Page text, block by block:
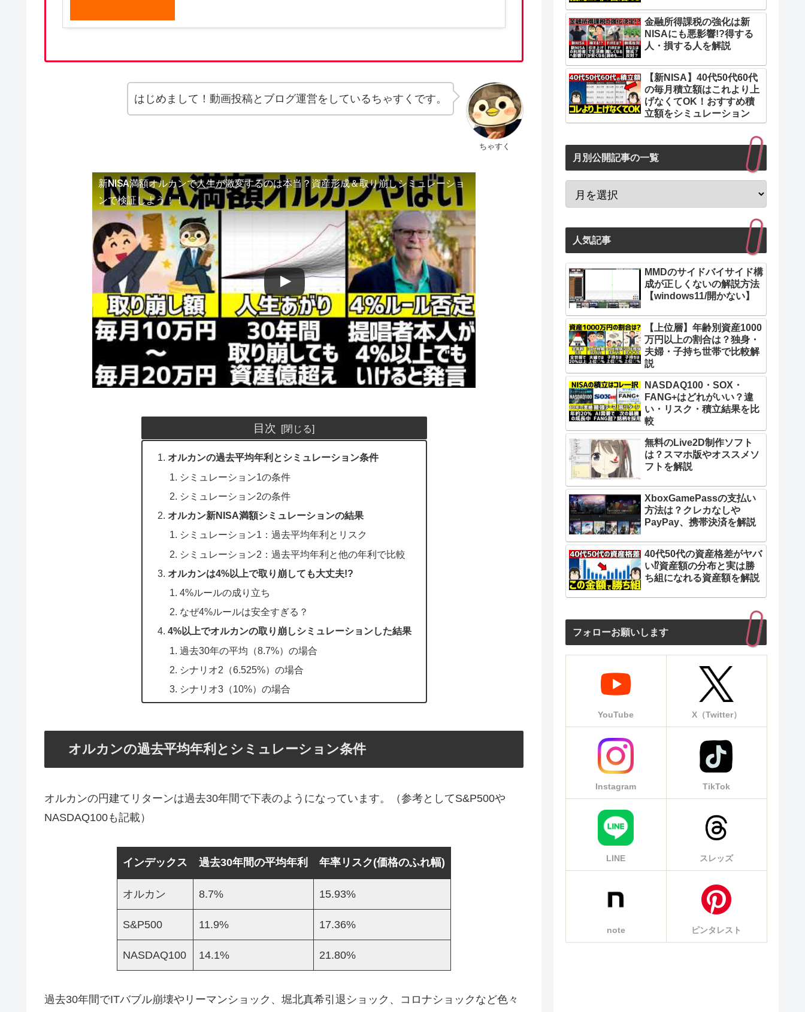
ちゃすく
はじめまして！動画投稿とブログ運営をしているちゃすくです。
新NISA満額オルカンで人生が激変するのは本当？資産形成＆取り崩しシミュレーショ
ンで検証しよう！！
目次
オルカンの過去平均年利とシミュレーション条件
シミュレーション1の条件
シミュレーション2の条件
オルカン新NISA満額シミュレーションの結果
シミュレーション1：過去平均年利とリスク
シミュレーション2：過去平均年利と他の年利で比較
オルカンは4%以上で取り崩しても大丈夫!?
4%ルールの成り立ち
なぜ4%ルールは安全すぎる？
4%以上でオルカンの取り崩しシミュレーションした結果
過去30年の平均（8.7%）の場合
シナリオ2（6.525%）の場合
シナリオ3（10%）の場合
オルカンの過去平均年利とシミュレーション条件
オルカンの円建てリターンは過去30年間で下表のようになっています。（参考としてS&P500や
NASDAQ100も記載）
インデックス 過去30年間の平均年利 年率リスク(価格のふれ幅)
オルカン 8.7% 15.93%
S&P500 11.9% 17.36%
NASDAQ100 14.1% 21.80%
過去30年間でITバブル崩壊やリーマンショック、堀北真希引退ショック、コロナショックなど色々
金融所得課税の強化は新
NISAにも悪影響!?得する
人・損する人を解説
【新NISA】40代50代60代
の毎月積立額はこれより上
げなくてOK！おすすめ積
立額をシミュレーション
月別公開記事の一覧
人気記事
MMDのサイドバイサイド構
成が正しくないの解説方法
【windows11/開かない】
【上位層】年齢別資産1000
万円以上の割合は？独身・
夫婦・子持ち世帯で比較解
説
NASDAQ100・SOX・
FANG+はどれがいい？違
い・リスク・積立結果を比
較
無料のLive2D制作ソフト
は？スマホ版やオススメソ
フトを解説
XboxGamePassの支払い
方法は？クレカなしや
PayPay、携帯決済を解説
40代50代の資産格差がヤバ
い⁉︎資産額の分布と実は勝
ち組になれる資産額を解説
フォローお願いします
YouTube X（Twitter）
Instagram TikTok
LINE スレッズ
note ピンタレスト